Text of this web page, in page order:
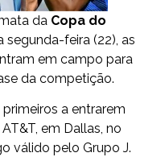
da Copa do
segunda-feira (22), as
em campo para
da competição.
a entrarem
em Dallas, no
válido pelo Grupo J.